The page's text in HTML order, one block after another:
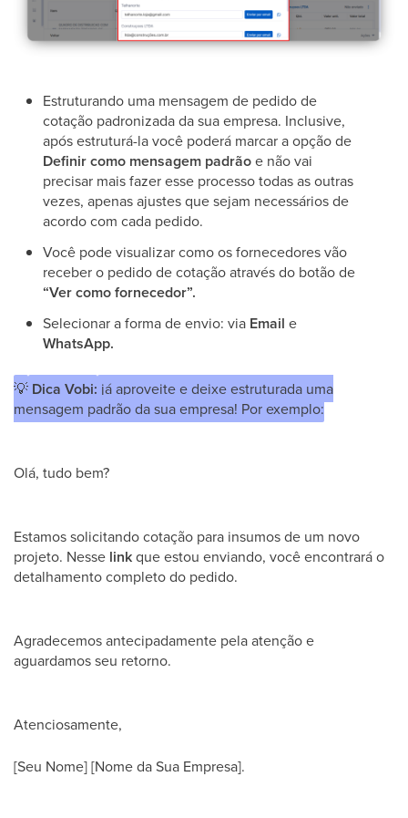
Estruturando uma mensagem de pedido de
cotação padronizada da sua empresa. Inclusive,
após estruturá-la você poderá marcar a opção de
Definir como mensagem padrãoe não vai
precisar mais fazer esse processo todas as outras
vezes, apenas ajustes que sejam necessários de
acordo com cada pedido.
Você pode visualizar como os fornecedores vão
receber o pedido de cotação através do botão de
“Ver como fornecedor”.
Selecionar a forma de envio: via Email e
WhatsApp.
💡 Dica Vobi: já aproveite e deixe estruturada uma
mensagem padrão da sua empresa! Por exemplo:
Olá, tudo bem?
Estamos solicitando cotação para insumos de um novo
projeto. Nesse linkque estou enviando, você encontrará o
detalhamento completo do pedido.
Agradecemos antecipadamente pela atenção e
aguardamos seu retorno.
Atenciosamente,
[Seu Nome] [Nome da Sua Empresa].